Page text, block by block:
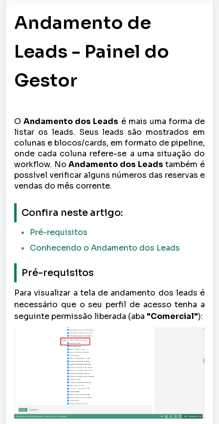
Andamento de
Leads - Painel do
Gestor
OAndamento dos Leads é mais uma forma de
listar os leads. Seus leads são mostrados em
colunas e blocos/cards, em formato de pipeline,
onde cada coluna refere-se a uma situação do
workflow. NoAndamento dos Leads também é
possível verificar alguns números das reservas e
vendas do mês corrente.
Confira neste artigo:
Pré-requisitos
Conhecendo o Andamento dos Leads
Pré-requisitos
Para visualizar a tela de andamento dos leads é
necessário que o seu perfil de acesso tenha a
seguinte permissão liberada (aba "Comercial"):